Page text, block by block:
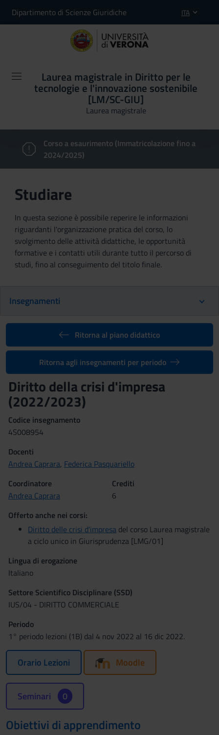
Dipartimento di Scienze Giuridiche ITA
Laurea magistrale in Diritto per le
tecnologie e l'innovazione sostenibile
[LM/SC-GIU]
Laurea magistrale
Corso a esaurimento (Immatricolazione fino a
2024/2025)
Studiare
In questa sezione è possibile reperire le informazioni
riguardanti l'organizzazione pratica del corso, lo
svolgimento delle attività didattiche, le opportunità
formative e i contatti utili durante tutto il percorso di
studi, fino al conseguimento del titolo finale.
Insegnamenti
Ritorna al piano didattico
Ritorna agli insegnamenti per periodo
Diritto della crisi d'impresa
(2022/2023)
Codice insegnamento
4S008954
Docenti
Andrea Caprara, Federica Pasquariello
Coordinatore
Andrea Caprara
Crediti
6
Offerto anche nei corsi:
Diritto delle crisi d'impresa del corso Laurea magistrale
a ciclo unico in Giurisprudenza [LMG/01]
Lingua di erogazione
Italiano
Settore Scientifico Disciplinare (SSD)
IUS/04 - DIRITTO COMMERCIALE
Periodo
1° periodo lezioni (1B) dal 4 nov 2022 al 16 dic 2022.
Orario Lezioni Moodle
Seminari 0
Obiettivi di apprendimento